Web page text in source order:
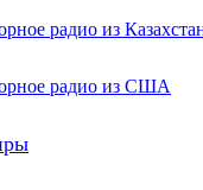
радио из
радио из США